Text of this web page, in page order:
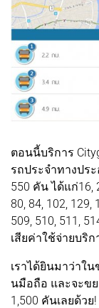
ตอนนี้บริการ
รถประจำทางปร
550 คัน ได้แก่16,
80, 84, 102, 129,
509, 510, 511,
เสียค่าใช้จ่ายบริ
เราได้ยินมาว่า
นมือถือ และจะข
1,500 คันเลยด้ว